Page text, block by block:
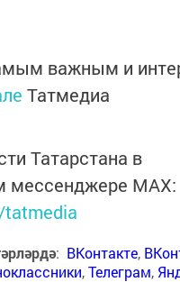
важным и
Татмедиа
Татарстана в
мессенджере MАХ:
: ВКонтакте,
,Телеграм,